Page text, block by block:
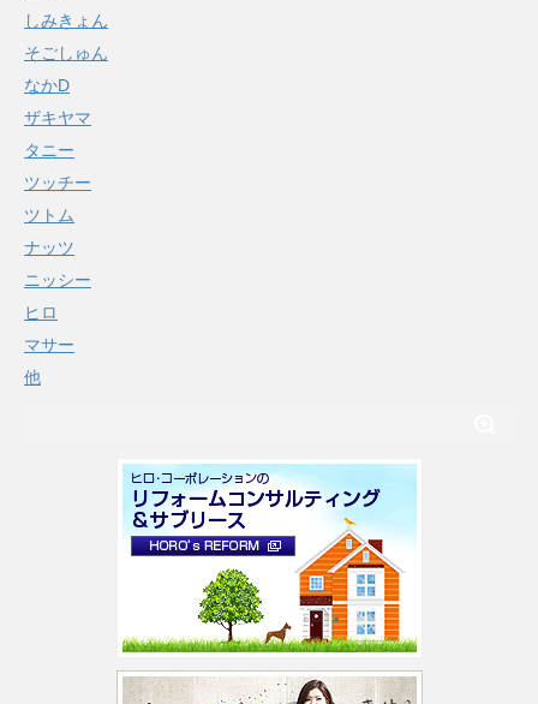
しみきょん
そごしゅん
なかD
ザキヤマ
タニー
ツッチー
ツトム
ナッツ
ニッシー
ヒロ
マサー
他